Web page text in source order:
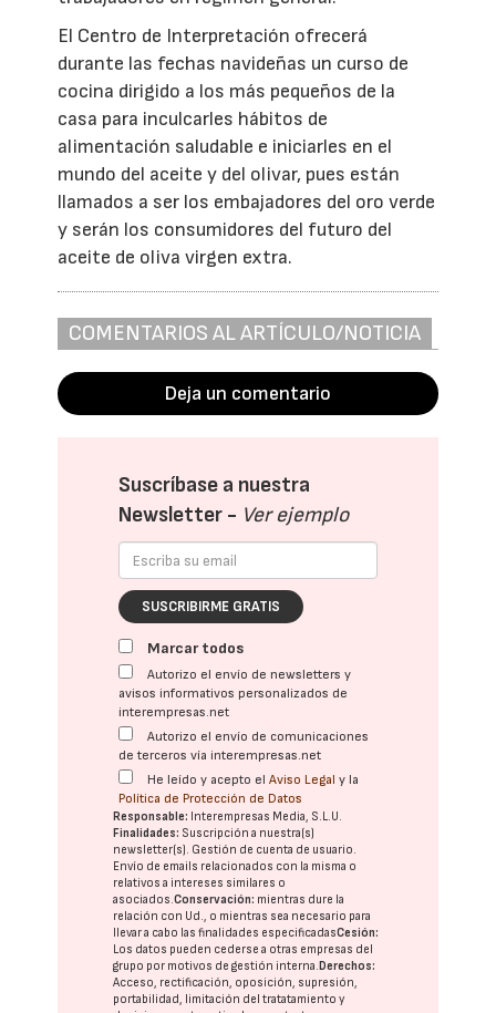
El Centro de Interpretación ofrecerá
durante las fechas navideñas un curso de
cocina dirigido a los más pequeños de la
casa para inculcarles hábitos de
alimentación saludable e iniciarles en el
mundo del aceite y del olivar, pues están
llamados a ser los embajadores del oro verde
y serán los consumidores del futuro del
aceite de oliva virgen extra.
COMENTARIOS AL ARTÍCULO/NOTICIA
Deja un comentario
Suscríbase a nuestra
Newsletter - Ver ejemplo
SUSCRIBIRME GRATIS
Marcar todos
Autorizo el envío de newsletters y
avisos informativos personalizados de
interempresas.net
Autorizo el envío de comunicaciones
de terceros vía interempresas.net
He leído y acepto elAviso Legal y la
Política de Protección de Datos
Responsable: Interempresas Media, S.L.U.
Finalidades: Suscripción a nuestra(s)
newsletter(s). Gestión de cuenta de usuario.
Envío de emails relacionados con la misma o
relativos a intereses similares o
asociados.Conservación: mientras dure la
relación con Ud., o mientras sea necesario para
llevar a cabo las finalidades especificadasCesión:
Los datos pueden cederse a otras empresas del
grupo por motivos de gestión interna. Derechos:
Acceso, rectificación, oposición, supresión,
portabilidad, limitación del tratatamiento y